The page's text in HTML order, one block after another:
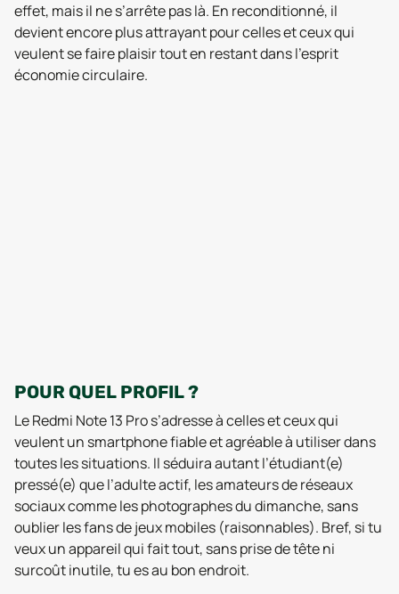
effet, mais il ne s’arrête pas là. En reconditionné, il
devient encore plus attrayant pour celles et ceux qui
veulent se faire plaisir tout en restant dans l’esprit
économie circulaire.
POUR QUEL PROFIL ?
Le Redmi Note 13 Pro s’adresse à celles et ceux qui
veulent un smartphone fiable et agréable à utiliser dans
toutes les situations. Il séduira autant l’étudiant(e)
pressé(e) que l’adulte actif, les amateurs de réseaux
sociaux comme les photographes du dimanche, sans
oublier les fans de jeux mobiles (raisonnables). Bref, si tu
veux un appareil qui fait tout, sans prise de tête ni
surcoût inutile, tu es au bon endroit.